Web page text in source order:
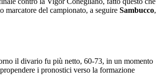
marcatore del campionato, a seguire Sambucco,
il divario fu più netto, 60-73, in un momento
i pronostici verso la formazione